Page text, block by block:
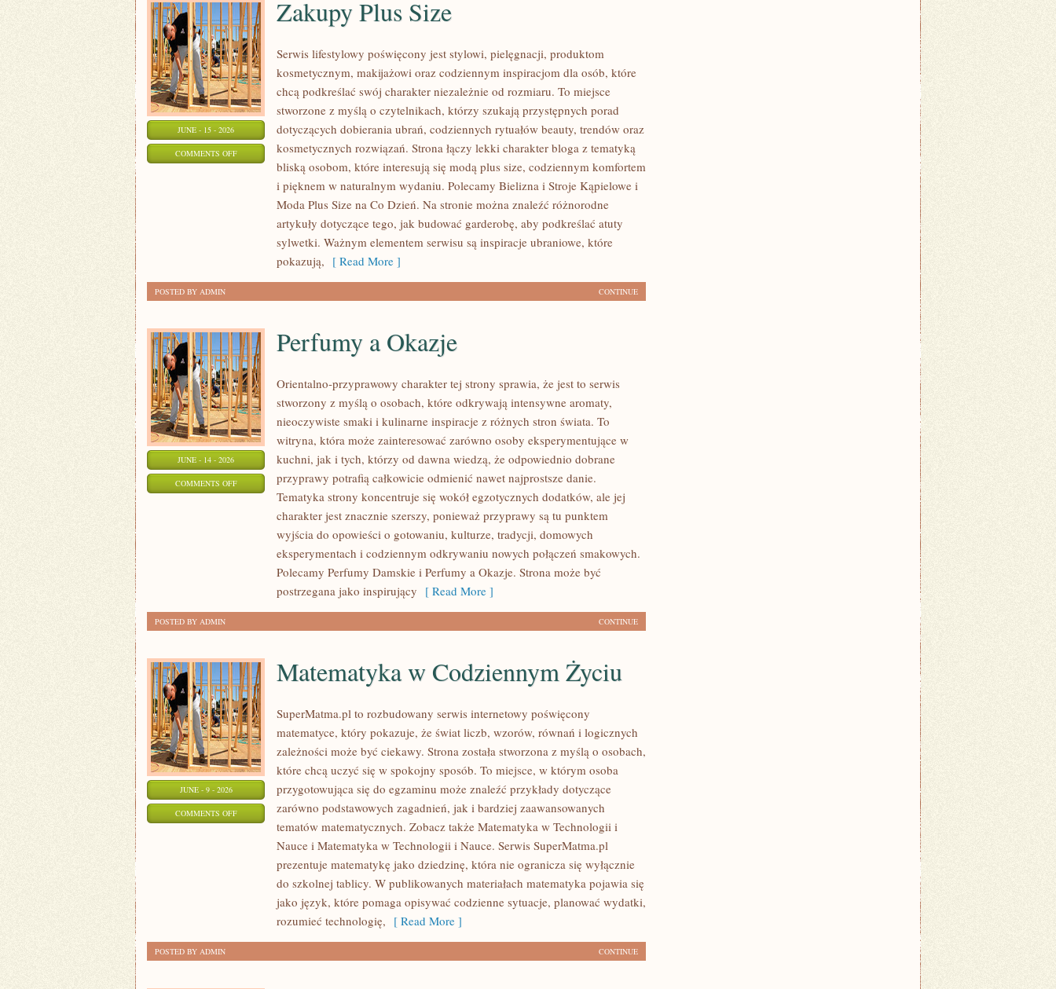
JUNE - 15 - 2026
COMMENTS OFFON
Zakupy Plus Size
Serwis lifestylowy poświęcony jest stylowi, pielęgnacji, produktom
kosmetycznym, makijażowi oraz codziennym inspiracjom dla osób, które
chcą podkreślać swój charakter niezależnie od rozmiaru. To miejsce
stworzone z myślą o czytelnikach, którzy szukają przystępnych porad
dotyczących dobierania ubrań, codziennych rytuałów beauty, trendów oraz
kosmetycznych rozwiązań. Strona łączy lekki charakter bloga z tematyką
bliską osobom, które interesują się modą plus size, codziennym komfortem
i pięknem w naturalnym wydaniu. Polecamy Bielizna i Stroje Kąpielowe i
Moda Plus Size na Co Dzień. Na stronie można znaleźć różnorodne
artykuły dotyczące tego, jak budować garderobę, aby podkreślać atuty
sylwetki. Ważnym elementem serwisu są inspiracje ubraniowe, które
pokazują, [ Read More ]
CONTINUE
POSTED BY ADMIN
JUNE - 14 - 2026
COMMENTS OFFON
Perfumy a Okazje
Orientalno-przyprawowy charakter tej strony sprawia, że jest to serwis
stworzony z myślą o osobach, które odkrywają intensywne aromaty,
nieoczywiste smaki i kulinarne inspiracje z różnych stron świata. To
witryna, która może zainteresować zarówno osoby eksperymentujące w
kuchni, jak i tych, którzy od dawna wiedzą, że odpowiednio dobrane
przyprawy potrafią całkowicie odmienić nawet najprostsze danie.
Tematyka strony koncentruje się wokół egzotycznych dodatków, ale jej
charakter jest znacznie szerszy, ponieważ przyprawy są tu punktem
wyjścia do opowieści o gotowaniu, kulturze, tradycji, domowych
eksperymentach i codziennym odkrywaniu nowych połączeń smakowych.
Polecamy Perfumy Damskie i Perfumy a Okazje. Strona może być
postrzegana jako inspirujący [ Read More ]
CONTINUE
POSTED BY ADMIN
JUNE - 9 - 2026
COMMENTS OFFON
MATEMATYKA
CODZIENNYM
Matematyka w Codziennym Życiu
SuperMatma.pl to rozbudowany serwis internetowy poświęcony
matematyce, który pokazuje, że świat liczb, wzorów, równań i logicznych
zależności może być ciekawy. Strona została stworzona z myślą o osobach,
które chcą uczyć się w spokojny sposób. To miejsce, w którym osoba
przygotowująca się do egzaminu może znaleźć przykłady dotyczące
zarówno podstawowych zagadnień, jak i bardziej zaawansowanych
tematów matematycznych. Zobacz także Matematyka w Technologii i
Nauce i Matematyka w Technologii i Nauce. Serwis SuperMatma.pl
prezentuje matematykę jako dziedzinę, która nie ogranicza się wyłącznie
do szkolnej tablicy. W publikowanych materiałach matematyka pojawia się
jako język, które pomaga opisywać codzienne sytuacje, planować wydatki,
rozumieć technologię, [ Read More ]
CONTINUE
POSTED BY ADMIN